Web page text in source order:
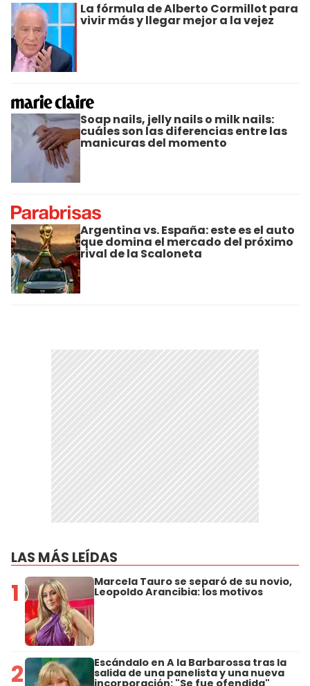
La fórmula de Alberto Cormillot para
vivir más y llegar mejor a la vejez
Soap nails, jelly nails o milk nails:
cuáles son las diferencias entre las
manicuras del momento
Argentina vs. España: este es el auto
que domina el mercado del próximo
rival de la Scaloneta
LAS MÁS LEÍDAS
1 Marcela Tauro se separó de su novio,
Leopoldo Arancibia: los motivos
2 Escándalo en A la Barbarossa tras la
salida de una panelista y una nueva